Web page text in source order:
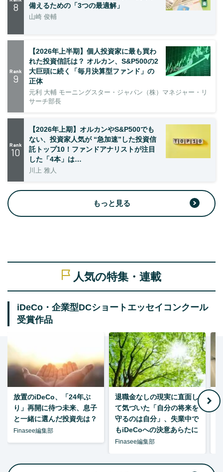
8
備えるための「3つの最適解」
山崎 俊輔
Rank
9
【2026年上半期】個人投資家に最も買わ
れた投資信託は？ オルカン、S&P500の2
大巨頭に続く「毎月決算型ファンド」の
正体
元利 大輔 モーニングスター・ジャパン（株）マネジャー・リ
サーチ部長
Rank
10
【2026年上期】オルカンやS&P500でも
ない、投資家人気が “急加速”した投資信
託トップ10！ファンドアナリストが注目
した「4本」は…
川上 雅人
もっと見る
人気の特集・連載
iDeCo・企業型DCショートエッセイコンクール
受賞作品
放置のiDeCo、「24年ぶ
り」再開に待つ未来、息子
と一緒に選んだ投資先は？
Finasee編集部
退職金なしの現実に直面し
て気づいた「自分の将来を
守るのは自分」、失業中で
もiDeCoへの決意あらたに
Finasee編集部